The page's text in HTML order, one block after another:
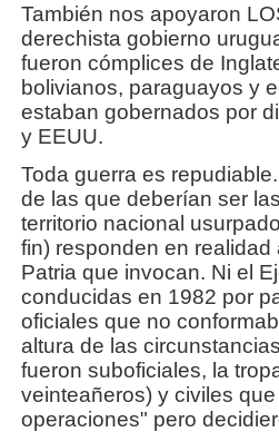
También nos apoyaron
derechista gobierno
fueron cómplices de
bolivianos, paraguayos y
estaban gobernados por
y EEUU.
Toda guerra es
de las que deberían ser
territorio nacional
fin) responden en
Patria que invocan. Ni el
conducidas en 1982 por
oficiales que no
altura de las
fueron suboficiales, la
veinteañeros) y civiles
operaciones" pero